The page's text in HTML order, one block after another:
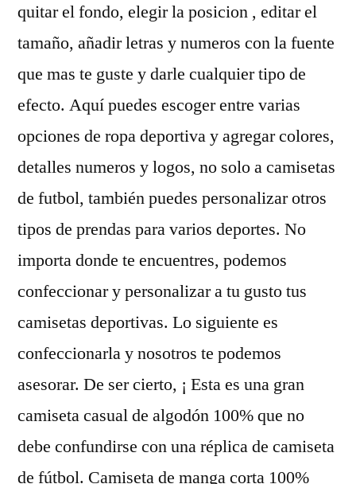
quitar el fondo, elegir la posicion , editar el
tamaño, añadir letras y numeros con la fuente
que mas te guste y darle cualquier tipo de
efecto. Aquí puedes escoger entre varias
opciones de ropa deportiva y agregar colores,
detalles numeros y logos, no solo a camisetas
de futbol, también puedes personalizar otros
tipos de prendas para varios deportes. No
importa donde te encuentres, podemos
confeccionar y personalizar a tu gusto tus
camisetas deportivas. Lo siguiente es
confeccionarla y nosotros te podemos
asesorar. De ser cierto, ¡ Esta es una gran
camiseta casual de algodón 100% que no
debe confundirse con una réplica de camiseta
de fútbol. Camiseta de manga corta 100%